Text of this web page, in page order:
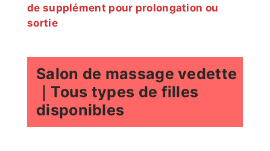
de supplément pour prolongation ou
sortie
Salon de massage vedette
｜Tous types de filles
disponibles